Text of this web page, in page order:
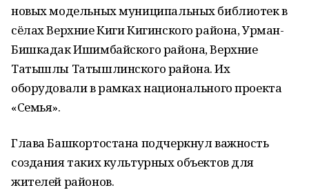
новых модельных муниципальных библиотек в
сёлах Верхние Киги Кигинского района, Урман-
Бишкадак Ишимбайского района, Верхние
Татышлы Татышлинского района. Их
оборудовали в рамках национального проекта
«Семья».
Глава Башкортостана подчеркнул важность
создания таких культурных объектов для
жителей районов.